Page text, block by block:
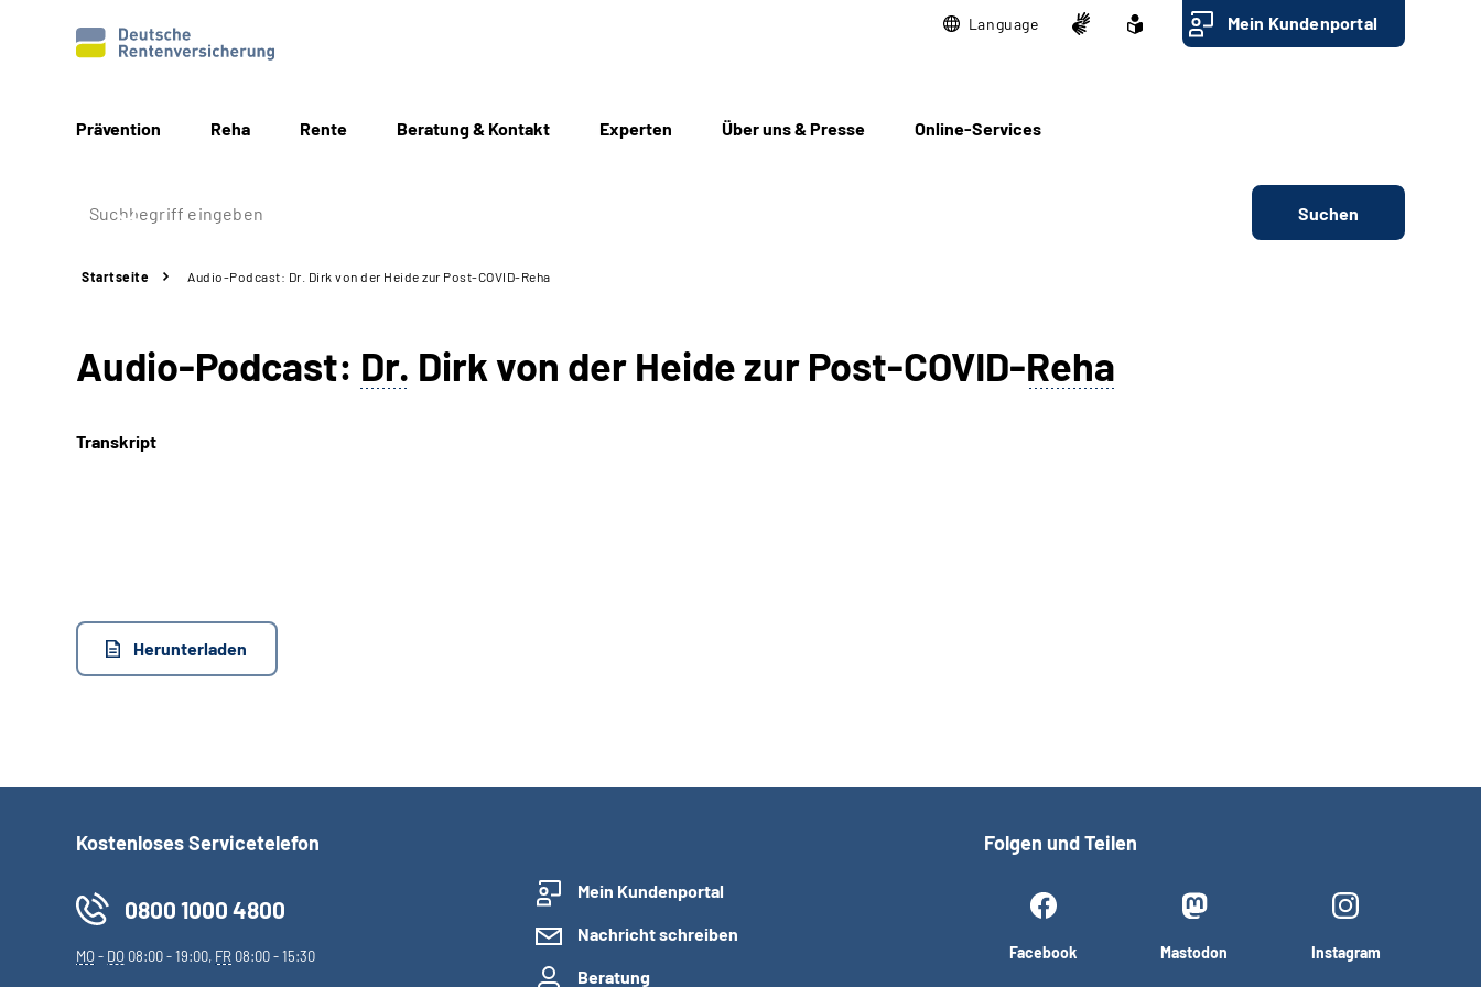
Language Mein Kundenportal
Prävention Reha Rente Beratung & Kontakt Experten Über uns & Presse Online-Services
Suchen
Startseite Audio-Podcast: Dr. Dirk von der Heide zur Post-COVID-Reha
Audio-Podcast: Dr. Dirk von der Heide zur Post-COVID-Reha
Transkript
Herunterladen
Kostenloses Servicetelefon
0800 1000 4800
MO- DO 08:00 - 19:00, FR 08:00 - 15:30
Mein Kundenportal
Nachricht schreiben
Beratung
Folgen und Teilen
Facebook Mastodon Instagram